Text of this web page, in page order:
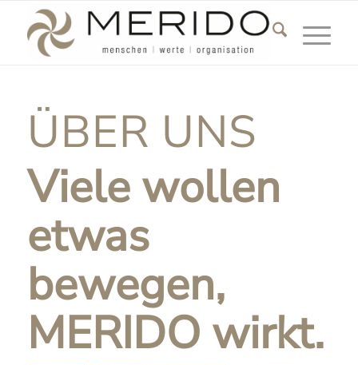
ÜBER UNS
Viele wollen
etwas
bewegen,
MERIDO wirkt.